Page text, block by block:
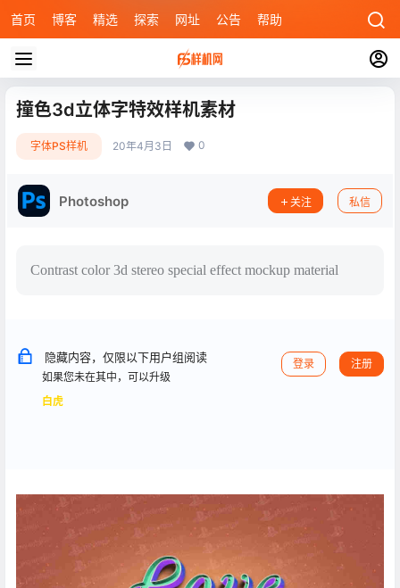
首页 博客 精选 探索 网址 公告 帮助
撞色3d立体字特效样机素材
字体PS样机 20年4月3日 0
Photoshop 关注 私信
Contrast color 3d stereo special effect mockup material
隐藏内容，仅限以下用户组阅读
如果您未在其中，可以升级
白虎
登录 注册